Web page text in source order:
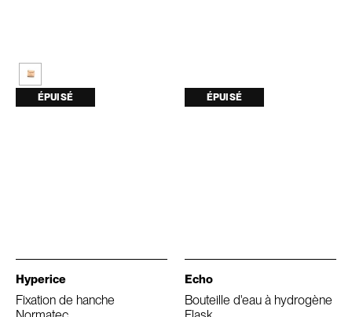
ÉPUISÉ
Hyperice
Fixation de hanche
ÉPUISÉ
Echo
Bouteille d'eau à hydrogène